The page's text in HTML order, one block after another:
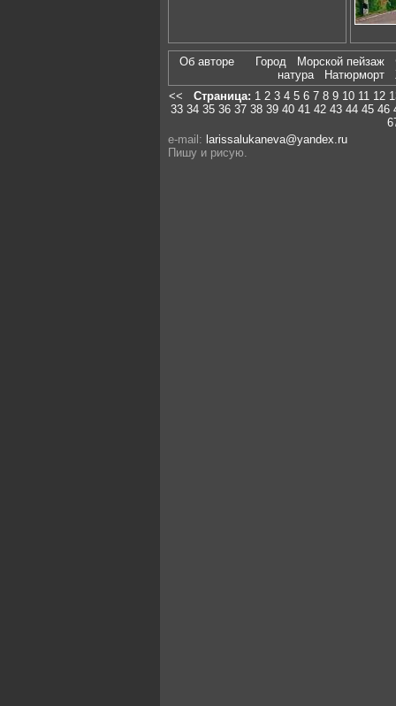
Об авторе Город Морской пейзаж
натура
Натюрморт
<<
Страница: 1 2 3 4 5 6 7 8 9 10 11 12
33 34 35 36 37 38 39 40 41 42 43 44 45 46
e-mail: larissalukaneva@yandex.ru
Пишу и рисую.